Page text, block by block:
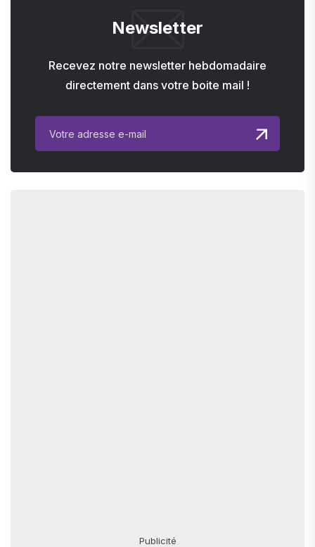
Newsletter
Recevez notre newsletter hebdomadaire
directement dans votre boite mail !
Publicité